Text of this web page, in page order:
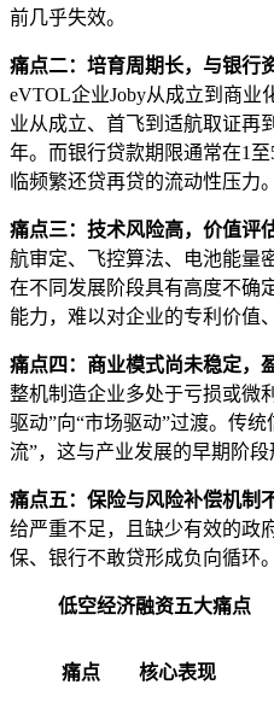
前几乎失效。
痛点二：培育周期长，与银行
eVTOL企业Joby从成立到商业
业从成立、首飞到适航取证再
年。而银行贷款期限通常在1
临频繁还贷再贷的流动性压力。
痛点三：技术风险高，价值评
航审定、飞控算法、电池能量
在不同发展阶段具有高度不确
能力，难以对企业的专利价值
痛点四：商业模式尚未稳定，
整机制造企业多处于亏损或微
驱动”向“市场驱动”过渡。传
流”，这与产业发展的早期阶段
痛点五：保险与风险补偿机制
给严重不足，且缺少有效的政
保、银行不敢贷形成负向循环。
低空经济融资五大痛点
痛点 核心表现